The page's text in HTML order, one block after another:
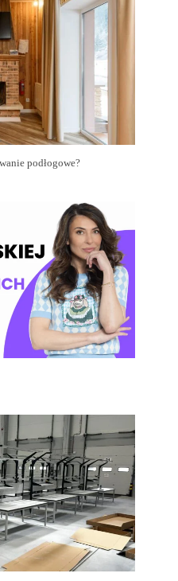
podłogowe?